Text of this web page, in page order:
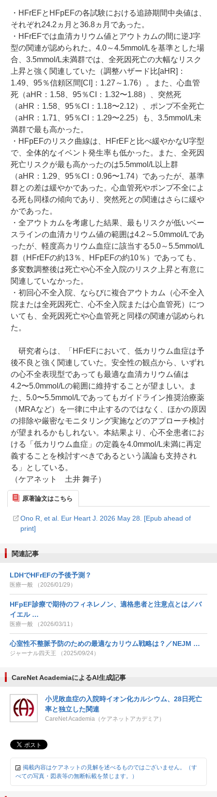
・HFrEFとHFpEFの各試験における追跡期間中央値は、
それぞれ24.2ヵ月と36.8ヵ月であった。
・HFrEFでは血清カリウム値とアウトカムの間に逆J字
型の関連が認められた。4.0～4.5mmol/Lを基準とした場
合、3.5mmol/L未満群では、全死因死亡の大幅なリスク
上昇と強く関連していた（調整ハザード比[aHR]：
1.49、95％信頼区間[CI]：1.27～1.76）。また、心血管
死（aHR：1.58、95％CI：1.32〜1.88）、突然死
（aHR：1.58、95％CI：1.18〜2.12）、ポンプ不全死亡
（aHR：1.71、95％CI：1.29〜2.25）も、3.5mmol/L未
満群で最も高かった。
・HFpEFのリスク曲線は、HFrEFと比べ緩やかなU字型
で、全体的なイベント発生率も低かった。また、全死因
死亡リスクが最も高かったのは5.5mmol/L以上群
（aHR：1.29、95％CI：0.96〜1.74）であったが、基準
群との差は緩やかであった。心血管死やポンプ不全によ
る死も同様の傾向であり、突然死との関連はさらに緩や
かであった。
・全アウトカムを考慮した結果、最もリスクが低いベー
スラインの血清カリウム値の範囲は4.2～5.0mmol/Lであ
ったが、軽度高カリウム血症に該当する5.0～5.5mmol/L
群（HFrEFの約13％、HFpEFの約10％）であっても、
多変数調整後は死亡や心不全入院のリスク上昇と有意に
関連していなかった。
・初回心不全入院、ならびに複合アウトカム（心不全入
院または全死因死亡、心不全入院または心血管死）につ
いても、全死因死亡や心血管死と同様の関連が認められ
た。
研究者らは、「HFrEFにおいて、低カリウム血症は予
後不良と強く関連していた。安全性の観点から、いずれ
の心不全表現型であっても最適な血清カリウム値は
4.2〜5.0mmol/Lの範囲に維持することが望ましい。ま
た、5.0〜5.5mmol/Lであってもガイドライン推奨治療薬
（MRAなど）を一律に中止するのではなく、ほかの原因
の排除や厳密なモニタリング実施などのアプローチ検討
が望まれるかもしれない。本結果より、心不全患者にお
ける「低カリウム血症」の定義を4.0mmol/L未満に再定
義することを検討すべきであるという議論も支持され
る」としている。
（ケアネット 土井 舞子）
原著論文はこちら
Ono R, et al. Eur Heart J. 2026 May 28. [Epub ahead of
print]
関連記事
LDHでHFrEFの予後予測？
医療一般 （2026/01/29）
HFpEF診療で期待のフィネレノン、適格患者と注意点とは／バ
イエル …
医療一般 （2026/03/11）
心室性不整脈予防のための最適なカリウム戦略は？／NEJM …
ジャーナル四天王 （2025/09/24）
CareNet AcademiaによるAI生成記事
小児敗血症の入院時イオン化カルシウム、28日死亡
率と独立した関連
CareNet Academia（ケアネットアカデミア）
掲載内容はケアネットの見解を述べるものではございません。（す
べての写真・図表等の無断転載を禁じます。）